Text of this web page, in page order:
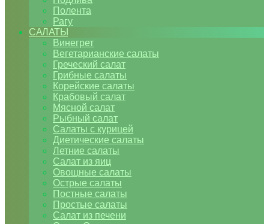
Полента
Рагу
САЛАТЫ
Винегрет
Вегетарианские салаты
Греческий салат
Грибные салаты
Корейские салаты
Крабовый салат
Мясной салат
Рыбный салат
Салаты с курицей
Диетические салаты
Летние салаты
Салат из яиц
Овощные салаты
Острые салаты
Постные салаты
Простые салаты
Салат из печени